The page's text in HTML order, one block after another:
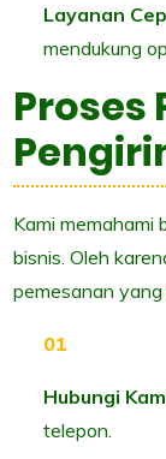
Layanan
mendukung
Proses
Kami memahami
bisnis. Oleh
pemesanan yang
Hubungi
telepon.